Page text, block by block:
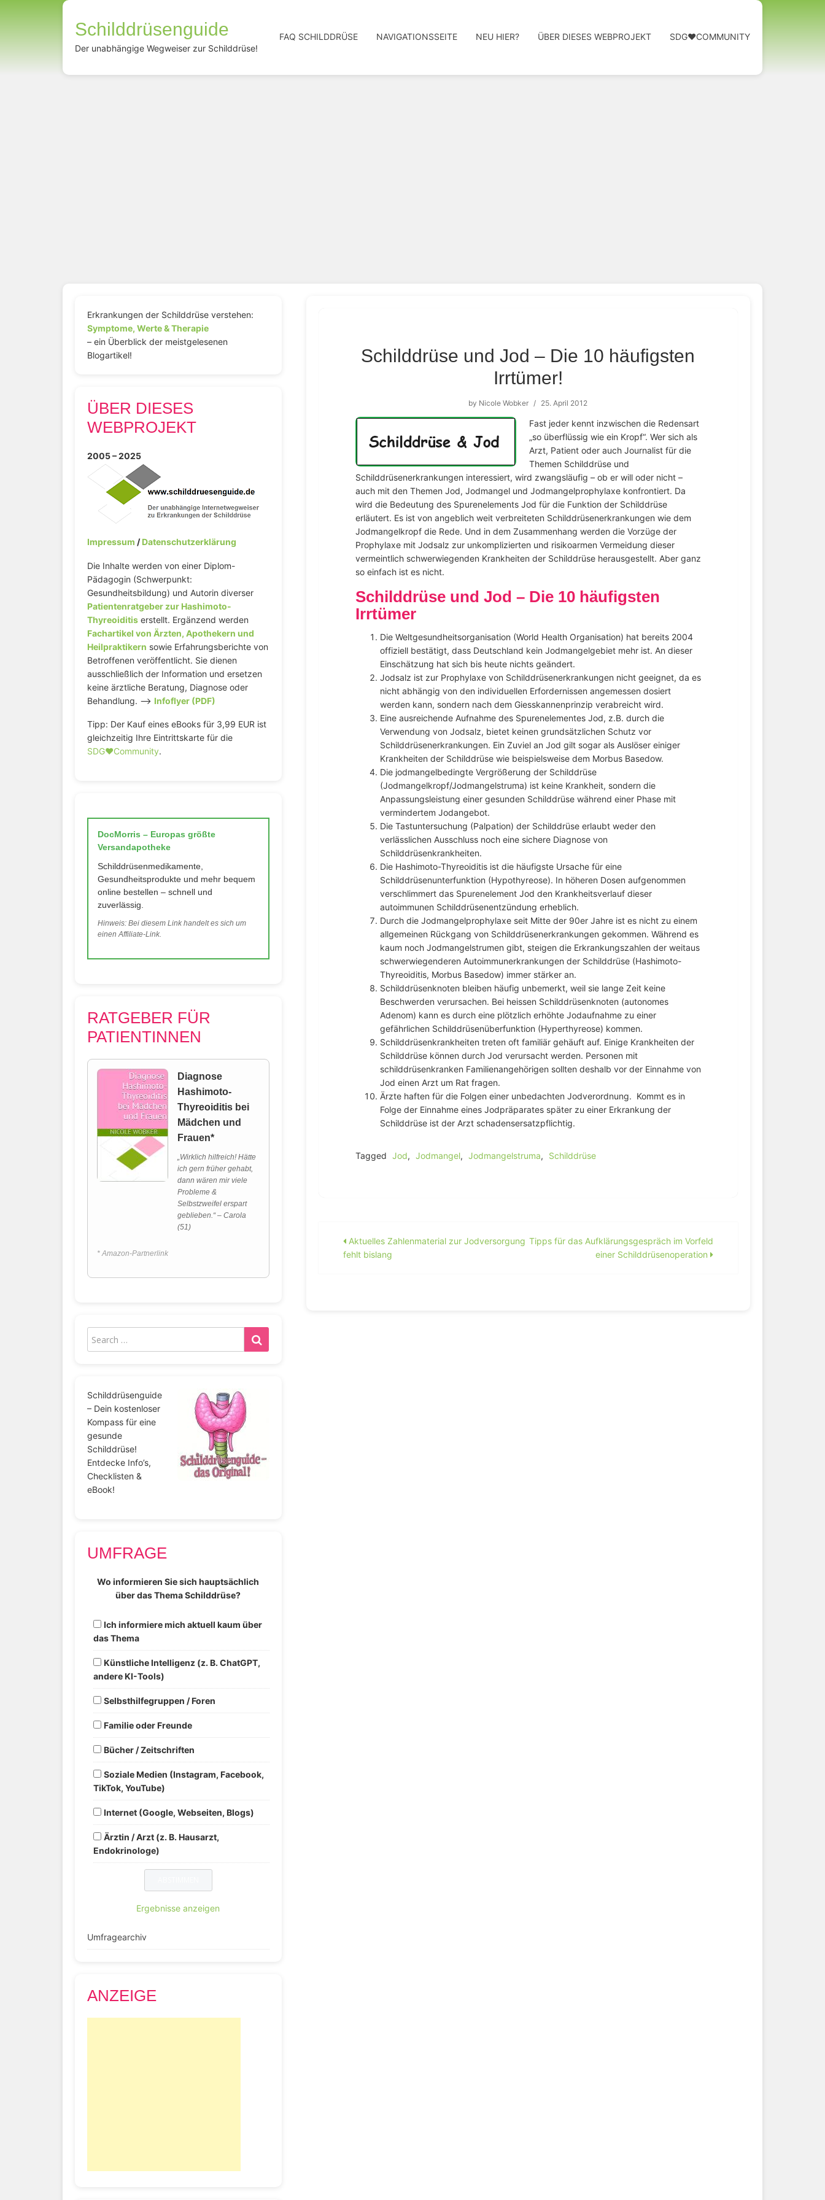
Schilddrüsenguide
Der unabhängige Wegweiser zur Schilddrüse!
FAQ SCHILDDRÜSE NAVIGATIONSSEITE NEU HIER? ÜBER DIESES WEBPROJEKT SDG❤️COMMUNITY
Schilddrüse und Jod – Die 10 häufigsten
Irrtümer!
by Nicole Wobker / 25. April 2012
Fast jeder kennt inzwischen die Redensart
„so überflüssig wie ein Kropf“. Wer sich als
Arzt, Patient oder auch Journalist für die
Themen Schilddrüse und
Schilddrüsenerkrankungen interessiert, wird zwangsläufig – ob er will oder nicht –
auch mit den Themen Jod, Jodmangel und Jodmangelprophylaxe konfrontiert. Da
wird die Bedeutung des Spurenelements Jod für die Funktion der Schilddrüse
erläutert. Es ist von angeblich weit verbreiteten Schilddrüsenerkrankungen wie dem
Jodmangelkropf die Rede. Und in dem Zusammenhang werden die Vorzüge der
Prophylaxe mit Jodsalz zur unkomplizierten und risikoarmen Vermeidung dieser
vermeintlich schwerwiegenden Krankheiten der Schilddrüse herausgestellt. Aber ganz
so einfach ist es nicht.
Schilddrüse und Jod – Die 10 häufigsten
Irrtümer
Die Weltgesundheitsorganisation (World Health Organisation) hat bereits 2004
offiziell bestätigt, dass Deutschland kein Jodmangelgebiet mehr ist. An dieser
Einschätzung hat sich bis heute nichts geändert.
Jodsalz ist zur Prophylaxe von Schilddrüsenerkrankungen nicht geeignet, da es
nicht abhängig von den individuellen Erfordernissen angemessen dosiert
werden kann, sondern nach dem Giesskannenprinzip verabreicht wird.
Eine ausreichende Aufnahme des Spurenelementes Jod, z.B. durch die
Verwendung von Jodsalz, bietet keinen grundsätzlichen Schutz vor
Schilddrüsenerkrankungen. Ein Zuviel an Jod gilt sogar als Auslöser einiger
Krankheiten der Schilddrüse wie beispielsweise dem Morbus Basedow.
Die jodmangelbedingte Vergrößerung der Schilddrüse
(Jodmangelkropf/Jodmangelstruma) ist keine Krankheit, sondern die
Anpassungsleistung einer gesunden Schilddrüse während einer Phase mit
vermindertem Jodangebot.
Die Tastuntersuchung (Palpation) der Schilddrüse erlaubt weder den
verlässlichen Ausschluss noch eine sichere Diagnose von
Schilddrüsenkrankheiten.
Die Hashimoto-Thyreoiditis ist die häufigste Ursache für eine
Schilddrüsenunterfunktion (Hypothyreose). In höheren Dosen aufgenommen
verschlimmert das Spurenelement Jod den Krankheitsverlauf dieser
autoimmunen Schilddrüsenentzündung erheblich.
Durch die Jodmangelprophylaxe seit Mitte der 90er Jahre ist es nicht zu einem
allgemeinen Rückgang von Schilddrüsenerkrankungen gekommen. Während es
kaum noch Jodmangelstrumen gibt, steigen die Erkrankungszahlen der weitaus
schwerwiegenderen Autoimmunerkrankungen der Schilddrüse (Hashimoto-
Thyreoiditis, Morbus Basedow) immer stärker an.
Schilddrüsenknoten bleiben häufig unbemerkt, weil sie lange Zeit keine
Beschwerden verursachen. Bei heissen Schilddrüsenknoten (autonomes
Adenom) kann es durch eine plötzlich erhöhte Jodaufnahme zu einer
gefährlichen Schilddrüsenüberfunktion (Hyperthyreose) kommen.
Schilddrüsenkrankheiten treten oft familiär gehäuft auf. Einige Krankheiten der
Schilddrüse können durch Jod verursacht werden. Personen mit
schilddrüsenkranken Familienangehörigen sollten deshalb vor der Einnahme von
Jod einen Arzt um Rat fragen.
Ärzte haften für die Folgen einer unbedachten Jodverordnung. Kommt es in
Folge der Einnahme eines Jodpräparates später zu einer Erkrankung der
Schilddrüse ist der Arzt schadensersatzpflichtig.
Tagged Jod, Jodmangel, Jodmangelstruma, Schilddrüse
Beitragsnavigation
Aktuelles Zahlenmaterial zur Jodversorgung
fehlt bislang
Tipps für das Aufklärungsgespräch im Vorfeld
einer Schilddrüsenoperation
Erkrankungen der Schilddrüse verstehen:
Symptome, Werte & Therapie
– ein Überblick der meistgelesenen
Blogartikel!
ÜBER DIESES
WEBPROJEKT
2005 – 2025
Impressum /Datenschutzerklärung
Die Inhalte werden von einer Diplom-
Pädagogin (Schwerpunkt:
Gesundheitsbildung) und Autorin diverser
Patientenratgeber zur Hashimoto-
Thyreoiditis erstellt. Ergänzend werden
Fachartikel von Ärzten, Apothekern und
Heilpraktikern sowie Erfahrungsberichte von
Betroffenen veröffentlicht. Sie dienen
ausschließlich der Information und ersetzen
keine ärztliche Beratung, Diagnose oder
Behandlung. –> Infoflyer (PDF)
Tipp: Der Kauf eines eBooks für 3,99 EUR ist
gleichzeitig Ihre Eintrittskarte für die
SDG♥️Community.
DocMorris – Europas größte
Versandapotheke
Schilddrüsenmedikamente,
Gesundheitsprodukte und mehr bequem
online bestellen – schnell und
zuverlässig.
Hinweis: Bei diesem Link handelt es sich um
einen Affiliate-Link.
RATGEBER FÜR
PATIENTINNEN
Diagnose
Hashimoto-
Thyreoiditis bei
Mädchen und
Frauen*
„Wirklich hilfreich! Hätte
ich gern früher gehabt,
dann wären mir viele
Probleme &
Selbstzweifel erspart
geblieben.“ – Carola
(51)
* Amazon-Partnerlink
Schilddrüsenguide
– Dein kostenloser
Kompass für eine
gesunde
Schilddrüse!
Entdecke Info’s,
Checklisten &
eBook!
UMFRAGE
Wo informieren Sie sich hauptsächlich
über das Thema Schilddrüse?
Ich informiere mich aktuell kaum über
das Thema
Künstliche Intelligenz (z. B. ChatGPT,
andere KI-Tools)
Selbsthilfegruppen / Foren
Familie oder Freunde
Bücher / Zeitschriften
Soziale Medien (Instagram, Facebook,
TikTok, YouTube)
Internet (Google, Webseiten, Blogs)
Ärztin / Arzt (z. B. Hausarzt,
Endokrinologe)
Ergebnisse anzeigen
Umfragearchiv
ANZEIGE